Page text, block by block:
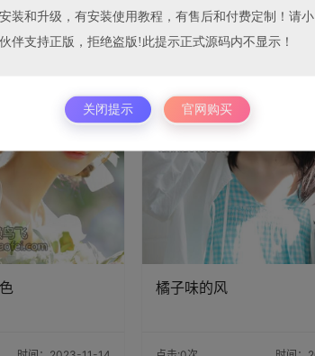
安装和升级，有安装使用教程，有售后和付费定制！请小
伙伴支持正版，拒绝盗版!此提示正式源码内不显示！
关闭提示 官网购买